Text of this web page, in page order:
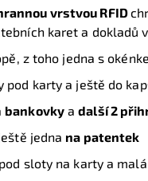
vrstvou RFID
karet a dokladů
z toho jedna s
pod karty a ještě do
bankovkyadalší 2
jedna na patentek
sloty na karty a